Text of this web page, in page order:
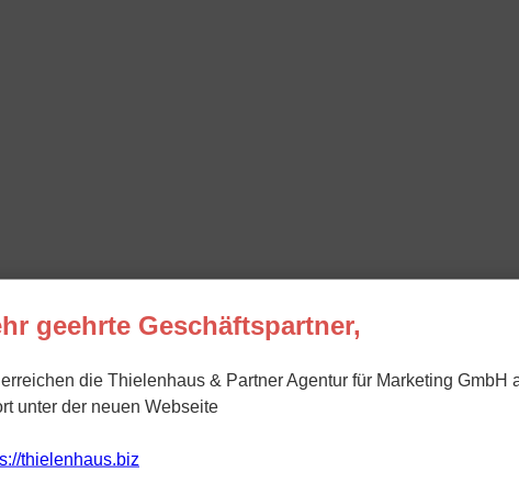
geehrte Geschäftspartner,
die Thielenhaus & Partner Agentur für Marketing GmbH
unter der neuen Webseite
thielenhaus.biz